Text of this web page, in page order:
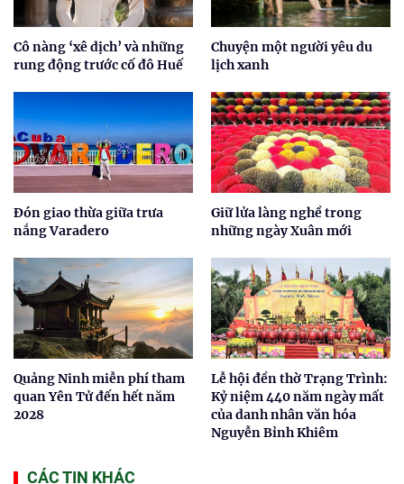
Cô nàng ‘xê dịch’ và những
rung động trước cố đô Huế
Chuyện một người yêu du
lịch xanh
Đón giao thừa giữa trưa
nắng Varadero
Giữ lửa làng nghề trong
những ngày Xuân mới
Quảng Ninh miễn phí tham
quan Yên Tử đến hết năm
2028
Lễ hội đền thờ Trạng Trình:
Kỷ niệm 440 năm ngày mất
của danh nhân văn hóa
Nguyễn Bỉnh Khiêm
CÁC TIN KHÁC